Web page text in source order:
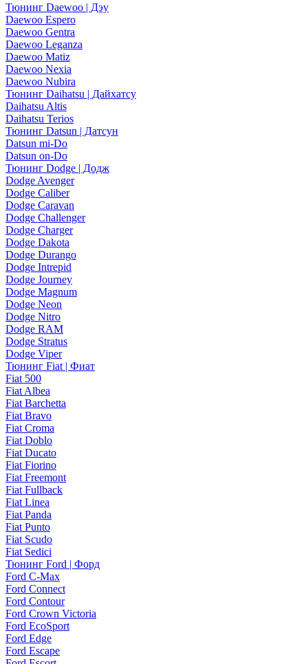
Тюнинг Daewoo | Дэу
Daewoo Espero
Daewoo Gentra
Daewoo Leganza
Daewoo Matiz
Daewoo Nexia
Daewoo Nubira
Тюнинг Daihatsu | Дайхатсу
Daihatsu Altis
Daihatsu Terios
Тюнинг Datsun | Датсун
Datsun mi-Do
Datsun on-Do
Тюнинг Dodge | Додж
Dodge Avenger
Dodge Caliber
Dodge Caravan
Dodge Challenger
Dodge Charger
Dodge Dakota
Dodge Durango
Dodge Intrepid
Dodge Journey
Dodge Magnum
Dodge Neon
Dodge Nitro
Dodge RAM
Dodge Stratus
Dodge Viper
Тюнинг Fiat | Фиат
Fiat 500
Fiat Albea
Fiat Barchetta
Fiat Bravo
Fiat Croma
Fiat Doblo
Fiat Ducato
Fiat Fiorino
Fiat Freemont
Fiat Fullback
Fiat Linea
Fiat Panda
Fiat Punto
Fiat Scudo
Fiat Sedici
Тюнинг Ford | Форд
Ford C-Max
Ford Connect
Ford Contour
Ford Crown Victoria
Ford EcoSport
Ford Edge
Ford Escape